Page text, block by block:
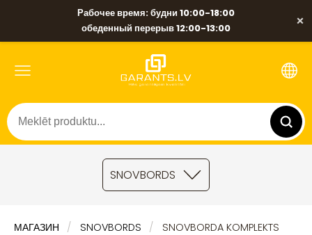
Рабочее время: будни 10:00-18:00
обеденный перерыв 12:00-13:00
×
SNOVBORDS
МАГАЗИН SNOVBORDS SNOVBORDA KOMPLEKTS